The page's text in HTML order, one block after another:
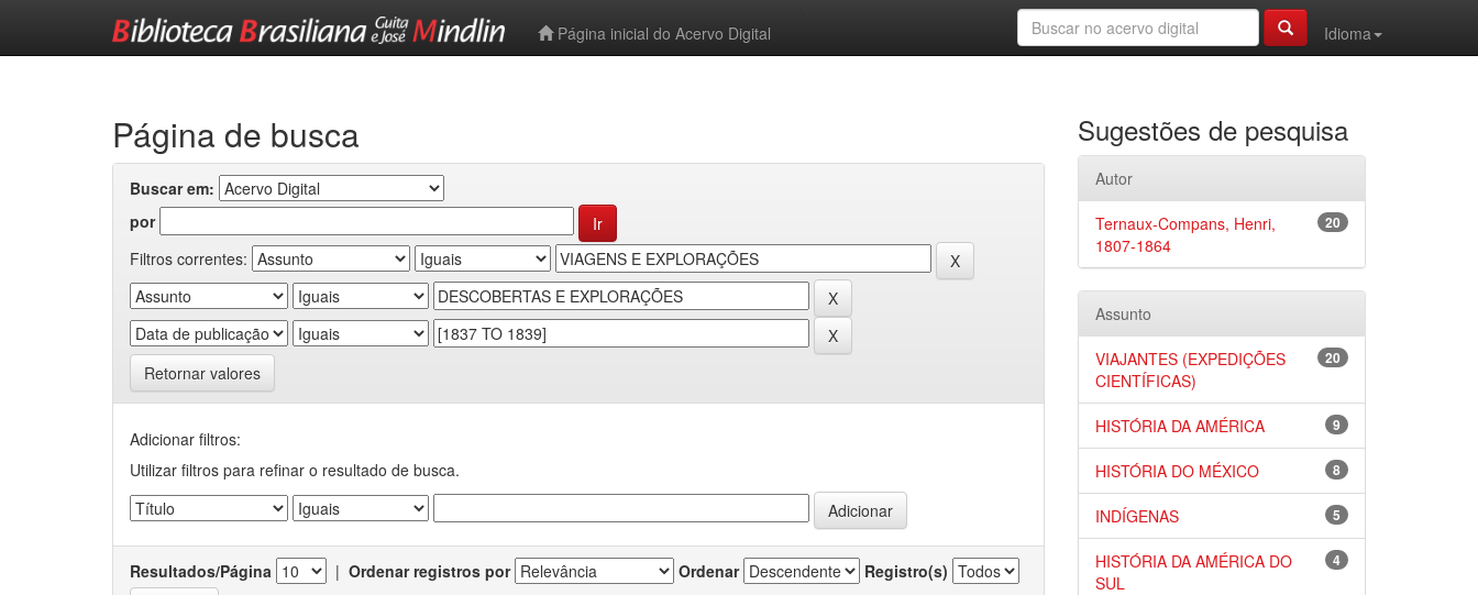
Página inicial do Acervo Digital
Idioma
Página de busca
Buscar em:
por
Filtros correntes:
Retornar valores
Adicionar filtros:
Utilizar filtros para refinar o resultado de busca.
Resultados/Página | Ordenar registros por Ordenar Registro(s)
Sugestões de pesquisa
Autor
20
Ternaux-Compans, Henri,
1807-1864
Assunto
20
VIAJANTES (EXPEDIÇÕES
CIENTÍFICAS)
9
HISTÓRIA DA AMÉRICA
8
HISTÓRIA DO MÉXICO
5
INDÍGENAS
4
HISTÓRIA DA AMÉRICA DO
SUL